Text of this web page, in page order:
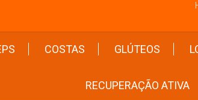
COSTAS GLÚTEOS
RECUPERAÇÃO ATIVA